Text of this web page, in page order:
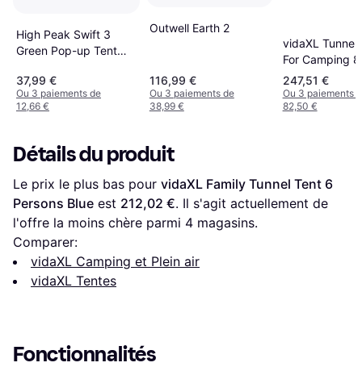
High Peak Swift 3
Green Pop-up Tent
37,99 €
Ou 3 paiements de
12,66 €
Outwell Earth 2
116,99 €
Ou 3 paiements de
38,99 €
vidaXL Tunnel
For Camping
247,51 €
Ou 3 paiements
82,50 €
Détails du produit
Le prix le plus bas pour vidaXL Family Tunnel Tent 6
Persons Blue est 212,02 €. Il s'agit actuellement de
l'offre la moins chère parmi 4 magasins.
Comparer:
vidaXL Camping et Plein air
vidaXL Tentes
Fonctionnalités